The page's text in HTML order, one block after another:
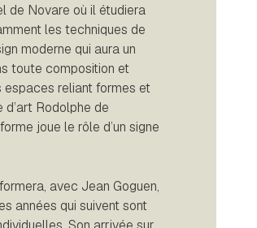
de Novare où il étudiera
les techniques de
moderne qui aura un
toute composition et
espaces reliant formes et
d’art Rodolphe de
joue le rôle d’un signe
avec Jean Goguen,
années qui suivent sont